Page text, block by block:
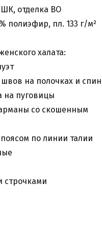
отделка ВО
полиэфир, пл. 133 г/м²
халата:
на полочках и
на пуговицы
со скошенным
по линии талии
строчками